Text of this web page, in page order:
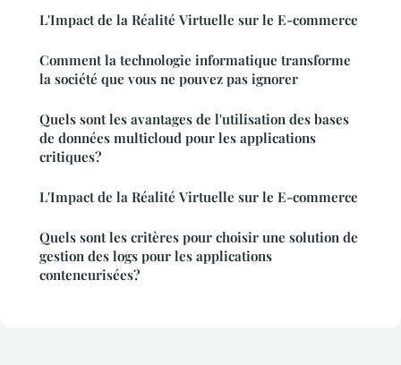
L'Impact de la Réalité Virtuelle sur le E-commerce
Comment la technologie informatique transforme
la société que vous ne pouvez pas ignorer
Quels sont les avantages de l'utilisation des bases
de données multicloud pour les applications
critiques?
L'Impact de la Réalité Virtuelle sur le E-commerce
Quels sont les critères pour choisir une solution de
gestion des logs pour les applications
conteneurisées?